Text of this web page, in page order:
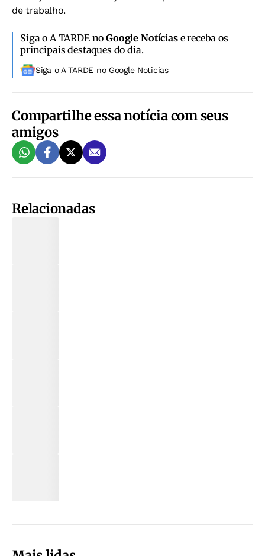
de trabalho.
Siga o A TARDE noGoogle Notíciase receba os
principais destaques do dia.
Siga o A TARDE no Google Noticias
Compartilhe essa notícia com seus
amigos
Relacionadas